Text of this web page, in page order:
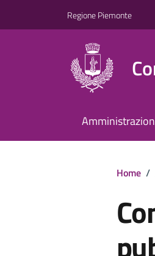
Regione Piemonte
Home /